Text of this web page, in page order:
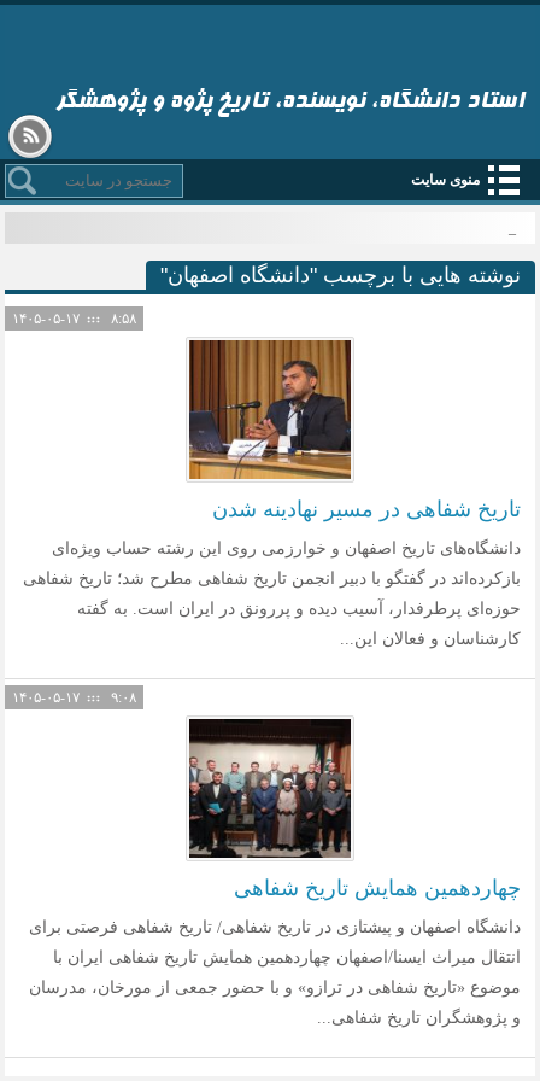
استاد دانشگاه، نویسنده، تاریخ پژوه و پژوهشگر
منوی سایت
نوشته هایی با برچسب "دانشگاه اصفهان"
۸:۵۸
تاریخ شفاهی در مسیر نهادینه شدن
دانشگاه‌های تاریخ اصفهان و خوارزمی روی این رشته حساب ویژه‌ای
بازکرده‌اند در گفتگو با دبیر انجمن تاریخ شفاهی مطرح شد؛ تاریخ شفاهی
حوزه‌ای پرطرفدار، آسیب دیده و پررونق در ایران است. به گفته
کارشناسان و فعالان این...
۹:۰۸
چهاردهمین همایش تاریخ شفاهی
دانشگاه اصفهان و پیشتازی در تاریخ شفاهی/ تاریخ شفاهی فرصتی برای
انتقال میراث ایسنا/اصفهان چهاردهمین همایش تاریخ شفاهی ایران با
موضوع «تاریخ شفاهی در ترازو» و با حضور جمعی از مورخان، مدرسان
و پژوهشگران تاریخ شفاهی...